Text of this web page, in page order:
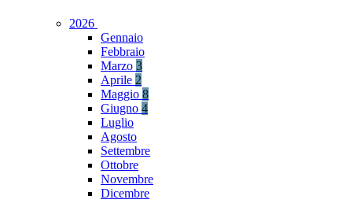
2026
Gennaio
Febbraio
Marzo 3
Aprile 2
Maggio 8
Giugno 4
Luglio
Agosto
Settembre
Ottobre
Novembre
Dicembre